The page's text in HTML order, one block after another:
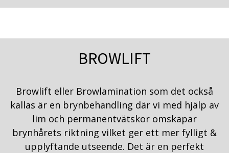
BROWLIFT
Browlift eller Browlamination som det också
kallas är en brynbehandling där vi med hjälp av
lim och permanentvätskor omskapar
brynhårets riktning vilket ger ett mer fylligt &
upplyftande utseende. Det är en perfekt